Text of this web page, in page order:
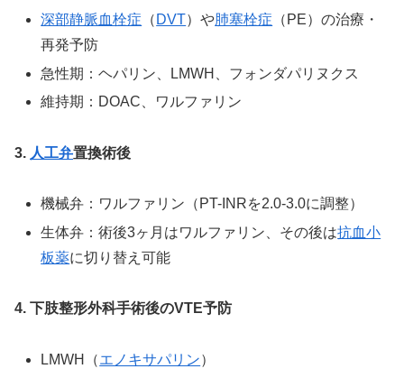
深部静脈血栓症 （ DVT）や肺塞栓症 （PE）の治療・
再発予防
急性期：ヘパリン、LMWH、フォンダパリヌクス
維持期：DOAC、ワルファリン
3. 人工弁置換術後
機械弁：ワルファリン（PT-INRを2.0-3.0に調整）
生体弁：術後3ヶ月はワルファリン、その後は抗血小
板薬に切り替え可能
4. 下肢整形外科手術後のVTE予防
LMWH（エノキサパリン）